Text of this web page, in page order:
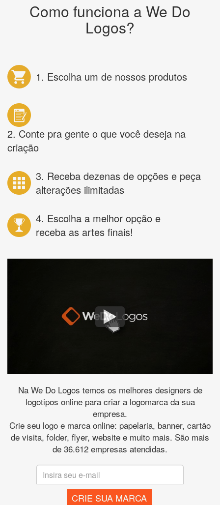
Como funciona a We Do
Logos?
1. Escolha um de nossos produtos
2. Conte pra gente o que você deseja na
criação
3. Receba dezenas de opções e peça
alterações ilimitadas
4. Escolha a melhor opção e
receba as artes finais!
Na We Do Logos temos os melhores designers de
logotipos online para criar a logomarca da sua
empresa.
Crie seu logo e marca online: papelaria, banner, cartão
de visita, folder, flyer, website e muito mais. São mais
de 36.612 empresas atendidas.
CRIE SUA MARCA